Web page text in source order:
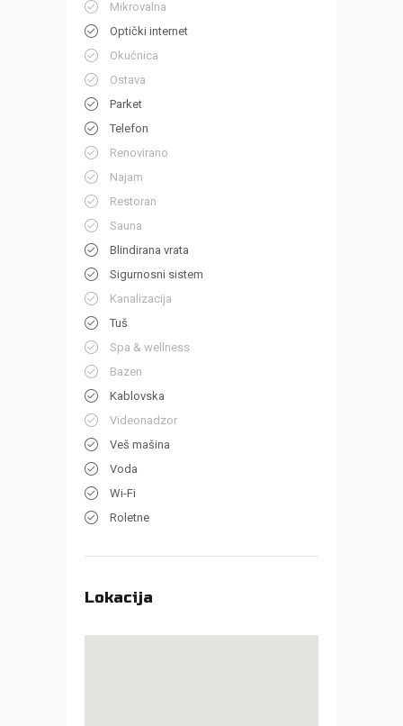
Mikrovalna
Optički internet
Okućnica
Ostava
Parket
Telefon
Renovirano
Najam
Restoran
Sauna
Blindirana vrata
Sigurnosni sistem
Kanalizacija
Tuš
Spa & wellness
Bazen
Kablovska
Videonadzor
Veš mašina
Voda
Wi-Fi
Roletne
Lokacija